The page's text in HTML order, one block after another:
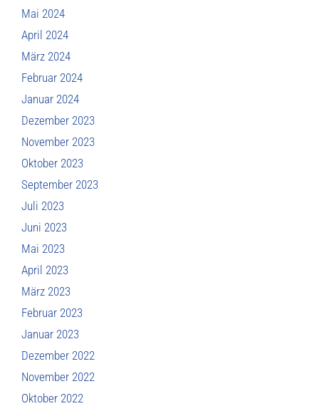
Mai 2024
April 2024
März 2024
Februar 2024
Januar 2024
Dezember 2023
November 2023
Oktober 2023
September 2023
Juli 2023
Juni 2023
Mai 2023
April 2023
März 2023
Februar 2023
Januar 2023
Dezember 2022
November 2022
Oktober 2022